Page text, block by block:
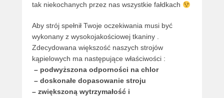
tak niekochanych przez nas wszystkie fałdkach
Aby strój spełnił Twoje oczekiwania musi być
wykonany z wysokojakościowej tkaniny .
Zdecydowana większość naszych strojów
kąpielowych ma następujące właściwości :
– podwyższona odporności na chlor
– doskonałe dopasowanie stroju
– zwiększoną wytrzymałość i